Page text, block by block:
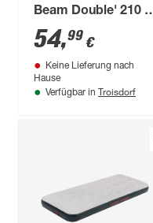
Beam Double' 210 x
140 x 20 cm
54,99 €
Keine Lieferung nach
Hause
Verfügbar in Troisdorf